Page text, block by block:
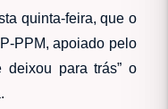
quinta-feira, que o
PPM, apoiado pelo
deixou para trás” o